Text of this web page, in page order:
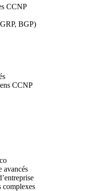
CCNP
BGP)
CCNP
avancés
complexes